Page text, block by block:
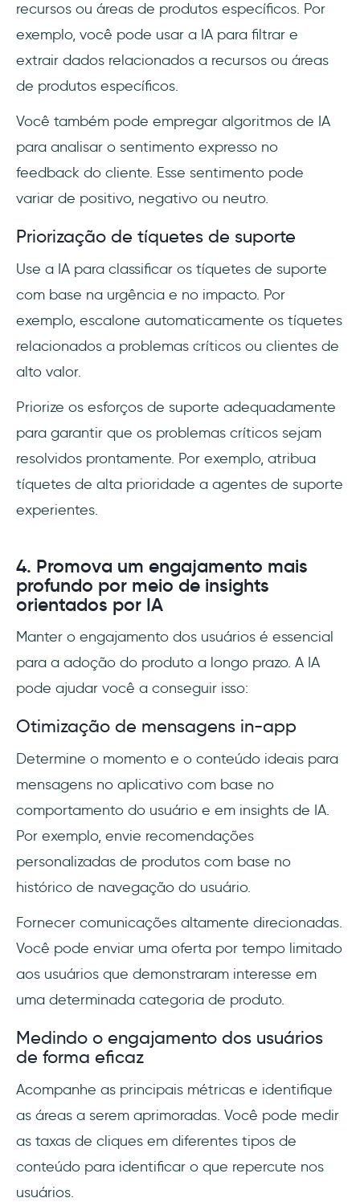
recursos ou áreas de produtos específicos. Por
exemplo, você pode usar a IA para filtrar e
extrair dados relacionados a recursos ou áreas
de produtos específicos.
Você também pode empregar algoritmos de IA
para analisar o sentimento expresso no
feedback do cliente. Esse sentimento pode
variar de positivo, negativo ou neutro.
Priorização de tíquetes de suporte
Use a IA para classificar os tíquetes de suporte
com base na urgência e no impacto. Por
exemplo, escalone automaticamente os tíquetes
relacionados a problemas críticos ou clientes de
alto valor.
Priorize os esforços de suporte adequadamente
para garantir que os problemas críticos sejam
resolvidos prontamente. Por exemplo, atribua
tíquetes de alta prioridade a agentes de suporte
experientes.
4. Promova um engajamento mais
profundo por meio de insights
orientados por IA
Manter o engajamento dos usuários é essencial
para a adoção do produto a longo prazo. A IA
pode ajudar você a conseguir isso:
Otimização de mensagens in-app
Determine o momento e o conteúdo ideais para
mensagens no aplicativo com base no
comportamento do usuário e em insights de IA.
Por exemplo, envie recomendações
personalizadas de produtos com base no
histórico de navegação do usuário.
Fornecer comunicações altamente direcionadas.
Você pode enviar uma oferta por tempo limitado
aos usuários que demonstraram interesse em
uma determinada categoria de produto.
Medindo o engajamento dos usuários
de forma eficaz
Acompanhe as principais métricas e identifique
as áreas a serem aprimoradas. Você pode medir
as taxas de cliques em diferentes tipos de
conteúdo para identificar o que repercute nos
usuários.